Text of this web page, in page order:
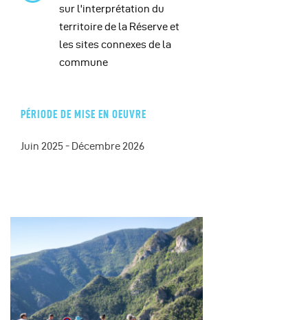
sur l'interprétation du
territoire de la Réserve et
les sites connexes de la
commune
PÉRIODE DE MISE EN OEUVRE
Juin 2025 - Décembre 2026